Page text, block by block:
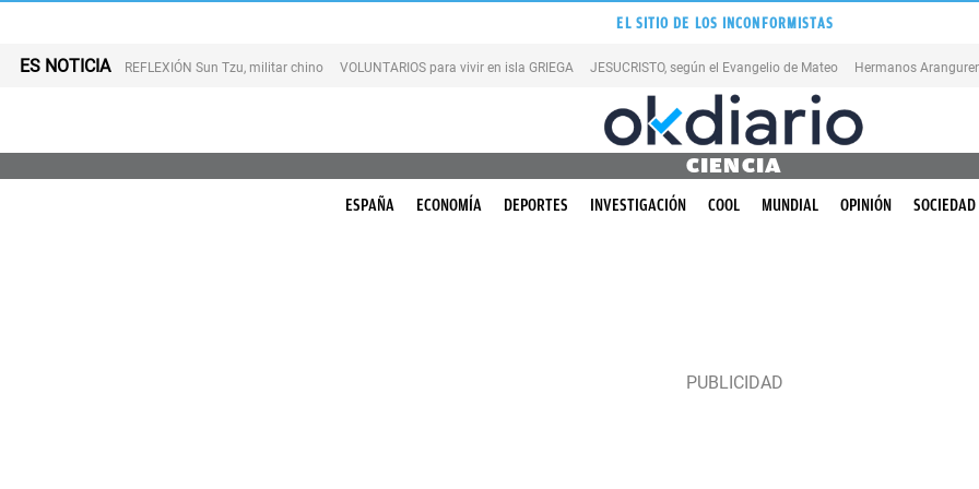
EL SITIO DE LOS INCONFORMISTAS
ES NOTICIA REFLEXIÓN Sun Tzu, militar chino VOLUNTARIOS para vivir en isla GRIEGA JESUCRISTO, según el Evangelio de Mateo Hermanos Aranguren
CIENCIA
ESPAÑA ECONOMÍA DEPORTES INVESTIGACIÓN COOL MUNDIAL OPINIÓN SOCIEDAD